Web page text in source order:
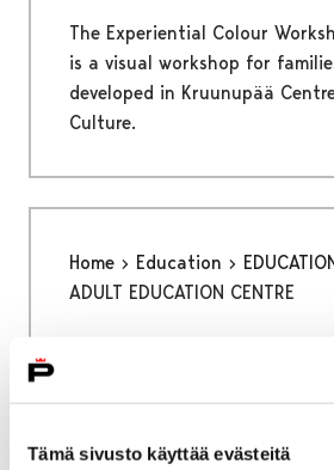
Tämä sivusto käyttää evästeitä
The Experiential Colour
is a visual workshop for
developed in Kruunupää
Culture.
Home Education
ADULT EDUCATION CENTRE
ADULT